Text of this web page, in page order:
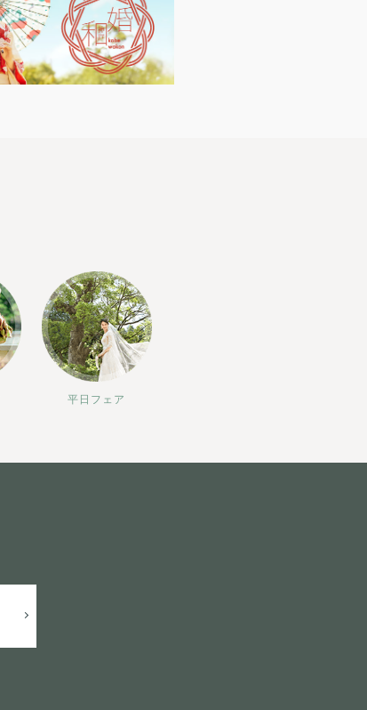
平日フェア